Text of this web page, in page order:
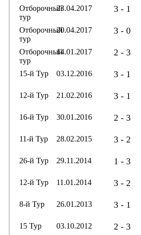
Отборочный
тур
23.04.2017 3 - 1
Отборочный
тур
20.04.2017 3 - 0
Отборочный
тур
14.01.2017 2 - 3
15-й Тур
03.12.2016 3 - 1
12-й Тур
21.02.2016 3 - 1
16-й Тур
30.01.2016 2 - 3
11-й Тур
28.02.2015 3 - 2
26-й Тур
29.11.2014 1 - 3
12-й Тур
11.01.2014 3 - 2
8-й Тур
26.01.2013 3 - 1
15 Тур
03.10.2012 2 - 3